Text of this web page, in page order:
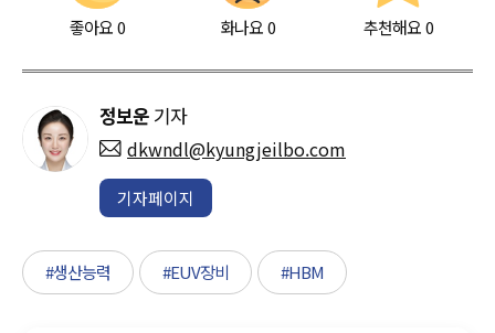
좋아요0 화나요0 추천해요 0
정보운 기자
dkwndl@kyungjeilbo.com
기자페이지
#생산능력 #EUV장비 #HBM